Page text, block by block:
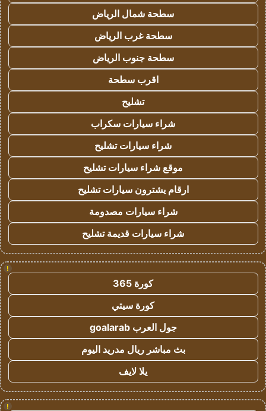
سطحة شمال الرياض
سطحة غرب الرياض
سطحة جنوب الرياض
اقرب سطحة
تشليح
شراء سيارات سكراب
شراء سيارات تشليح
موقع شراء سيارات تشليح
ارقام يشترون سيارات تشليح
شراء سيارات مصدومة
شراء سيارات قديمة تشليح
!
كورة 365
كورة سيتي
جول العرب goalarab
بث مباشر ريال مدريد اليوم
يلا لايف
!